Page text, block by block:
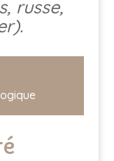
russe,